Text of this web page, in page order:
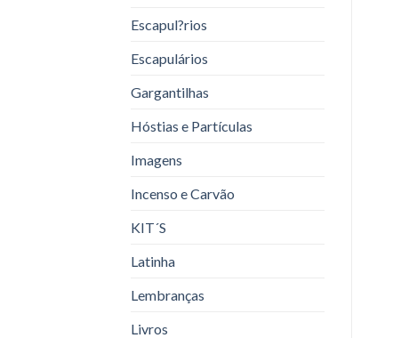
Escapul?rios
Escapulários
Gargantilhas
Hóstias e Partículas
Imagens
Incenso e Carvão
KIT´S
Latinha
Lembranças
Livros